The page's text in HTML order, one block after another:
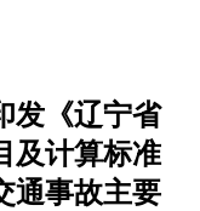
发《辽宁省
及计算标准
通事故主要